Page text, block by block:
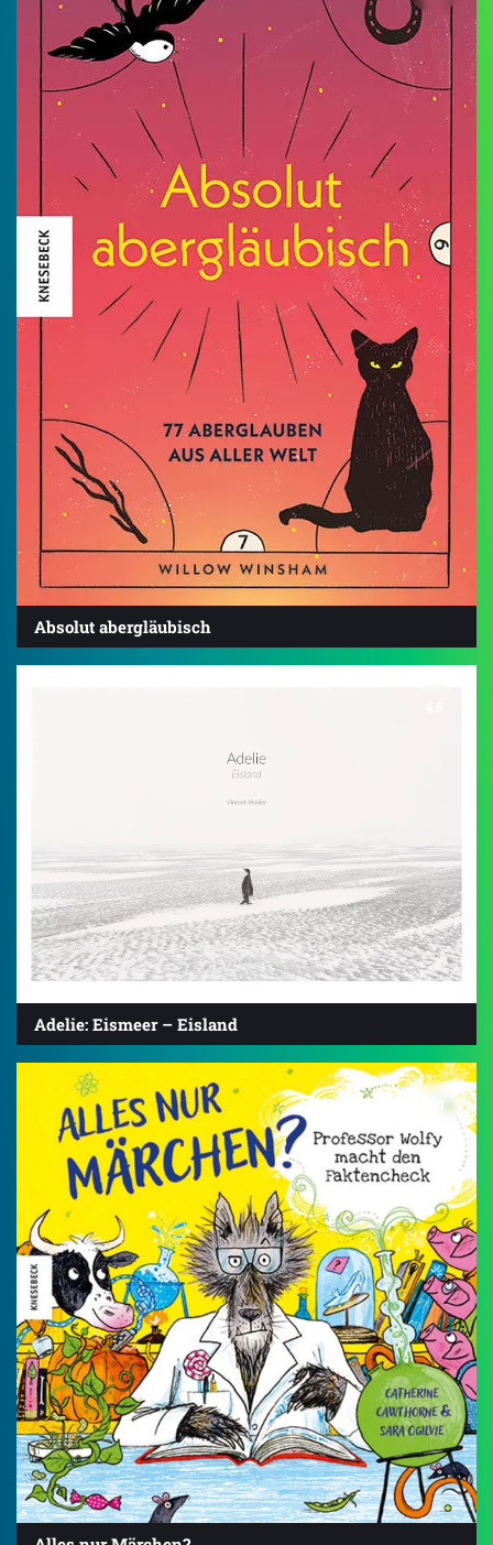
Absolut abergläubisch
Adelie: Eismeer – Eisland